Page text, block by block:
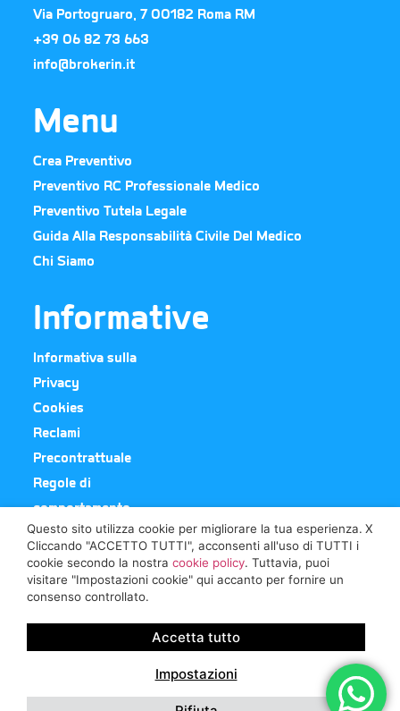
Via Portogruaro, 7 00182 Roma RM
+39 06 82 73 663​
info@brokerin.it
Menu
Crea Preventivo
Preventivo RC Professionale Medico
Preventivo Tutela Legale
Guida Alla Responsabilità Civile Del Medico
Chi Siamo
Informative
Informativa sulla
Privacy
Cookies
Reclami
Precontrattuale
Regole di
comportamento
Broker In
Visita il Sito
Risoluzione Controversie: Il Contraente Ha La Facoltà Di
Presentare Ricorso All’Arbitro AssicurativoNonché Di
Avvalersi Degli Altri Sistemi Di Risoluzione Stragiudiziale Delle
Controversie Previsti Dalla Normativa Vigente.
© 2023 RC MEDICO All Rights Reserved Designed ByPromo In
X
Questo sito utilizza cookie per migliorare la tua esperienza.
Cliccando "ACCETTO TUTTI", acconsenti all'uso di TUTTI i
cookie secondo la nostra cookie policy. Tuttavia, puoi
visitare "Impostazioni cookie" qui accanto per fornire un
consenso controllato.
Accetta tutto
Impostazioni